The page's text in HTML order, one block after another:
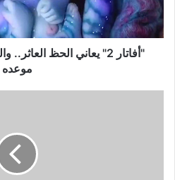
سننجز
العمل
في
موعده
"أفاتار 2" يعاني الحظ
موعده